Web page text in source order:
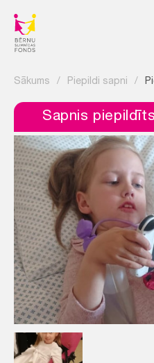
Sākums / Piepildi sapni /
Sapnis piepildīts